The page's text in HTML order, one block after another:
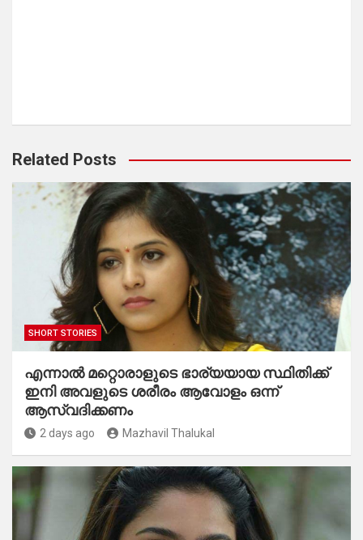
Related Posts
SHORT STORIES
എന്നാൽ മറ്റൊരാളുടെ ഭാര്യയായ സ്ഥിതിക്ക്
ഇനി അവളുടെ ശരീരം ആവോളം ഒന്ന്
ആസ്വദിക്കണം
2 days ago Mazhavil Thalukal